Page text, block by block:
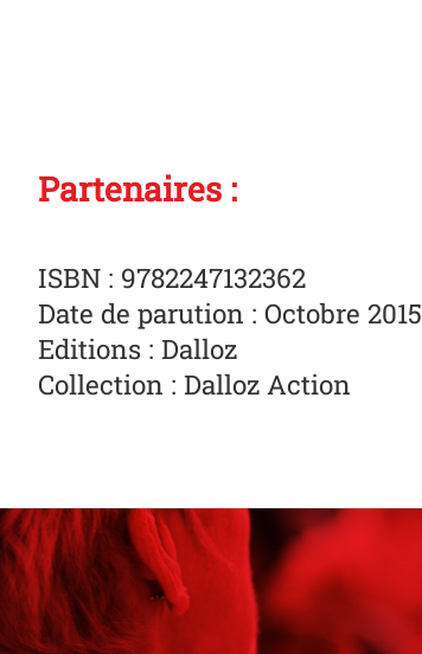
Partenaires :
ISBN : 9782247132362
Date de parution : Octobre 2015
Editions : Dalloz
Collection : Dalloz Action